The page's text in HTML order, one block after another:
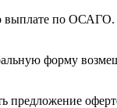
по
форму